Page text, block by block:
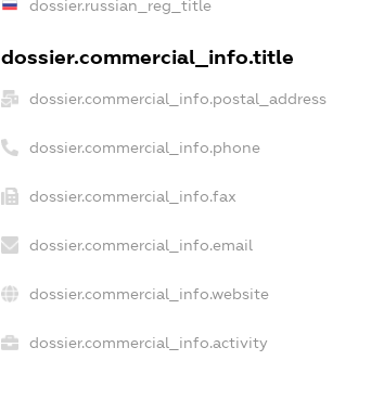
dossier.russian_reg_title
dossier.commercial_info.title
dossier.commercial_info.postal_address
dossier.commercial_info.phone
dossier.commercial_info.fax
dossier.commercial_info.email
dossier.commercial_info.website
dossier.commercial_info.activity